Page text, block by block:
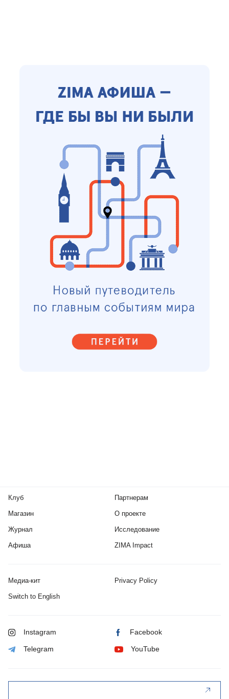
Клуб
Магазин
Журнал
Афиша
Партнерам
О проекте
Исследование
ZIMA Impact
Медиа-кит Privacy Policy
Switch to English
Instagram Facebook
Telegram YouTube